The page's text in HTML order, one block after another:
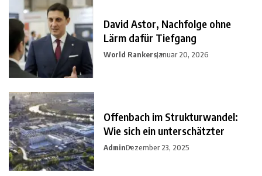
David Astor, Nachfolge ohne
Lärm dafür Tiefgang
World RankersJanuar 20, 2026
Offenbach im Strukturwandel:
Wie sich ein unterschätzter
AdminDezember 23, 2025